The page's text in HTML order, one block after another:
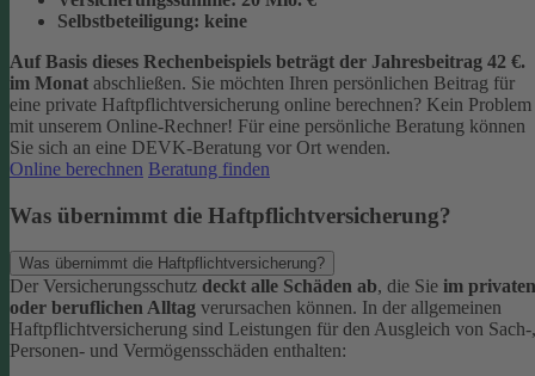
Selbstbeteiligung: keine
Auf Basis dieses Rechenbeispiels beträgt der Jahresbeitrag 42 €.
im Monat abschließen. Sie möchten Ihren persönlichen Beitrag für
eine private Haftpflichtversicherung online berechnen? Kein Problem
mit unserem Online-Rechner! Für eine persönliche Beratung können
Sie sich an eine DEVK-Beratung vor Ort wenden.
Online berechnen Beratung finden
Was übernimmt die Haftpflichtversicherung?
Was übernimmt die Haftpflichtversicherung?
Der Versicherungsschutz deckt alle Schäden ab, die Sie im privaten
oder beruflichen Alltag verursachen können. In der allgemeinen
Haftpflichtversicherung sind Leistungen für den Ausgleich von Sach-,
Personen- und Vermögensschäden enthalten: